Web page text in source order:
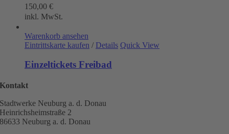
150,00 €
inkl. MwSt.
Warenkorb ansehen
Eintrittskarte kaufen / Details Quick View
Einzeltickets Freibad
Kontakt
Stadtwerke Neuburg a. d. Donau
Heinrichsheimstraße 2
86633 Neuburg a. d. Donau